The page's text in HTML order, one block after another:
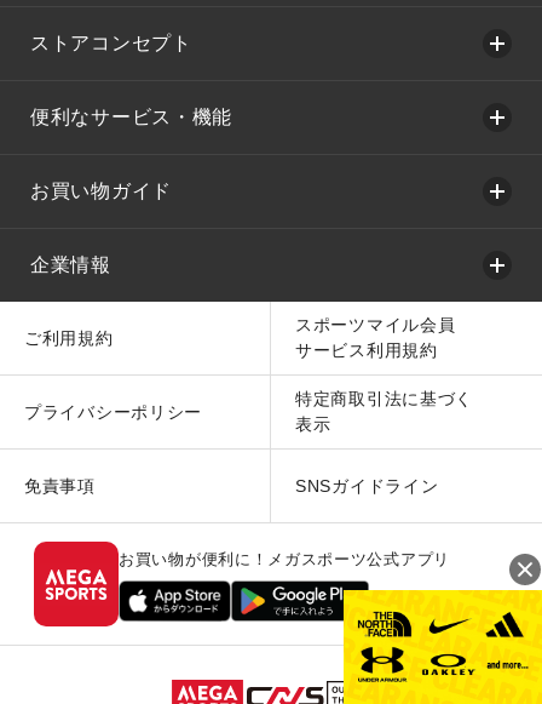
ストアコンセプト
便利なサービス・機能
お買い物ガイド
企業情報
ご利用規約
スポーツマイル会員
サービス利用規約
プライバシーポリシー
特定商取引法に基づく
表示
免責事項 SNSガイドライン
お買い物が便利に！メガスポーツ公式アプリ